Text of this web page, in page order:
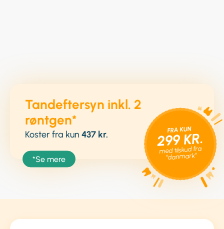
Tandeftersyn inkl. 2
røntgen*
Koster fra kun 437 kr.
*Se mere
FRA KUN
299 KR.
med tilskud fra
“danmark”